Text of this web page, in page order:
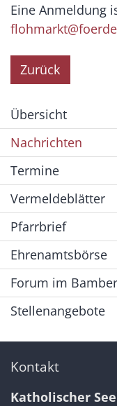
Eine Anmeldung
Zurück
Übersicht
Nachrichten
Termine
Vermeldeblätter
Pfarrbrief
Ehrenamtsbörse
Forum im
Stellenangebote
Kontakt
Katholischer